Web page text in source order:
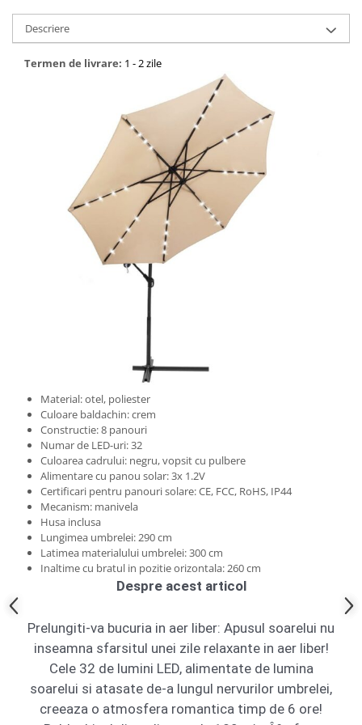
Bucatarie
Mobila bucatarie
Dulapuri si rafturi depozitare
Mese bucatarie si living
Mobilier bucatarie
Scaune bucatarie & living
Vase & ustensile pentru gatit
Accesorii pentru bucatarie
Cosuri de gunoi
Suporturi si accesorii de bucatarie
Living & hol
Mobila living
Comode
Mese cafea si decorative
Rafturi si biblioteci
Tabureti si fotolii
Mobila hol
Cuiere
Descriere
Termen de livrare: 1 - 2 zile
Material: otel, poliester
Culoare baldachin: crem
Constructie: 8 panouri
Numar de LED-uri: 32
Culoarea cadrului: negru, vopsit cu pulbere
Alimentare cu panou solar: 3x 1.2V
Certificari pentru panouri solare: CE, FCC, RoHS, IP44
Mecanism: manivela
Husa inclusa
Lungimea umbrelei: 290 cm
Latimea materialului umbrelei: 300 cm
Inaltime cu bratul in pozitie orizontala: 260 cm
Despre acest articol
Prelungiti-va bucuria in aer liber: Apusul soarelui nu
inseamna sfarsitul unei zile relaxante in aer liber!
Cele 32 de lumini LED, alimentate de lumina
soarelui si atasate de-a lungul nervurilor umbrelei,
creeaza o atmosfera romantica timp de 6 ore!